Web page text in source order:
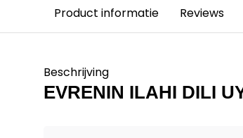
Product informatie Reviews
Beschrijving
EVRENIN ILAHI DILI